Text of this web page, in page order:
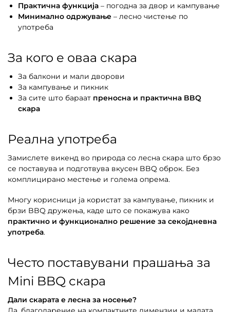
Практична функција – погодна за двор и кампување
Минимално одржување – лесно чистење по
употреба
За кого е оваа скара
За балкони и мали дворови
За кампување и пикник
За сите што бараат преносна и практична BBQ
скара
Реална употреба
Замислете викенд во природа со лесна скара што брзо
се поставува и подготвува вкусен BBQ оброк. Без
комплицирано местење и голема опрема.
Многу корисници ја користат за кампување, пикник и
брзи BBQ дружења, каде што се покажува како
практично и функционално решение за секојдневна
употреба.
Често поставувани прашања за
Mini BBQ скара
Дали скарата е лесна за носење?